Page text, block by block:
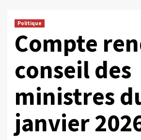
Politique
Compte
conseil des
ministres
janvier